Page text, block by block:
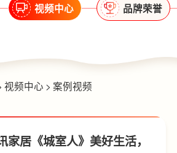
视频中心 品牌荣誉
视频中心 > 案例视频
居《城室人》美好生活，